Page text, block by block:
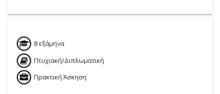
8 εξάμηνα
Πτυχιακή/Διπλωματική
Πρακτική Άσκηση